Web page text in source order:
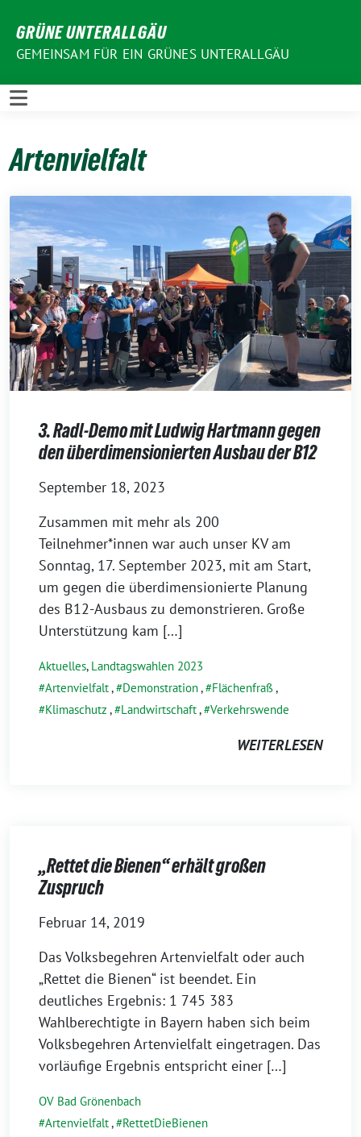
zum
Inhalt
GRÜNE UNTERALLGÄU
GEMEINSAM FÜR EIN GRÜNES UNTERALLGÄU
Artenvielfalt
3. Radl-Demo mit Ludwig Hartmann gegen
den überdimensionierten Ausbau der B12
September 18, 2023
Zusammen mit mehr als 200
Teilnehmer*innen war auch unser KV am
Sonntag, 17. September 2023, mit am Start,
um gegen die überdimensionierte Planung
des B12-Ausbaus zu demonstrieren. Große
Unterstützung kam […]
Aktuelles, Landtagswahlen 2023
Artenvielfalt, Demonstration, Flächenfraß,
Klimaschutz , Landwirtschaft, Verkehrswende
WEITERLESEN
„Rettet die Bienen“ erhält großen
Zuspruch
Februar 14, 2019
Das Volksbegehren Artenvielfalt oder auch
„Rettet die Bienen“ ist beendet. Ein
deutliches Ergebnis: 1 745 383
Wahlberechtigte in Bayern haben sich beim
Volksbegehren Artenvielfalt eingetragen. Das
vorläufige Ergebnis entspricht einer […]
OV Bad Grönenbach
Artenvielfalt, RettetDieBienen